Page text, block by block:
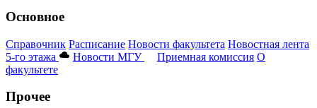
Основное
Справочник Расписание Новости факультета Новостная лента
5-го этажа
Новости МГУ Приемная комиссия О
факультете
Прочее